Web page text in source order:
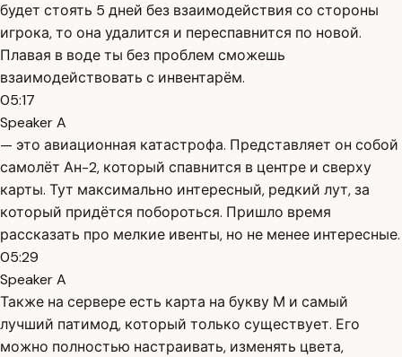
будет стоять 5 дней без взаимодействия со стороны
игрока, то она удалится и переспавнится по новой.
Плавая в воде ты без проблем сможешь
взаимодействовать с инвентарём.
05:17
Speaker A
— это авиационная катастрофа. Представляет он собой
самолёт Ан-2, который спавнится в центре и сверху
карты. Тут максимально интересный, редкий лут, за
который придётся побороться. Пришло время
рассказать про мелкие ивенты, но не менее интересные.
05:29
Speaker A
Также на сервере есть карта на букву М и самый
лучший патимод, который только существует. Его
можно полностью настраивать, изменять цвета,